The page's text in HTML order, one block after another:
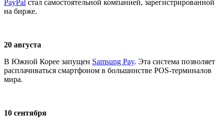
PayPal стал самостоятельной компанией, зарегистрированной
на бирже.
20 августа
В Южной Корее запущен Samsung Pay. Эта система позволяет
расплачиваться смартфоном в большинстве POS-терминалов
мира.
10 сентября